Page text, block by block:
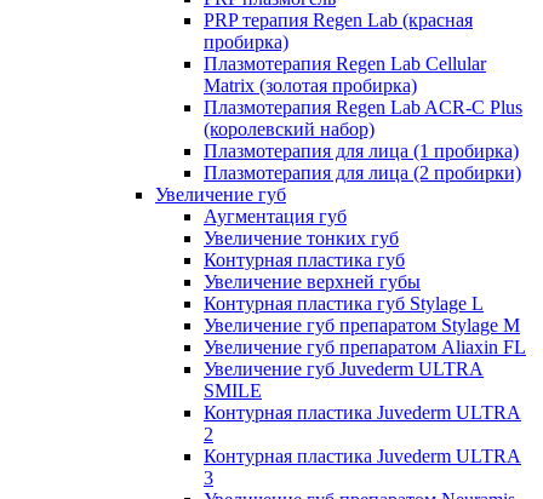
PRP терапия Regen Lab (красная
пробирка)
Плазмотерапия Regen Lab Cellular
Matrix (золотая пробирка)
Плазмотерапия Regen Lab ACR-C Plus
(королевский набор)
Плазмотерапия для лица (1 пробирка)
Плазмотерапия для лица (2 пробирки)
Увеличение губ
Аугментация губ
Увеличение тонких губ
Контурная пластика губ
Увеличение верхней губы
Контурная пластика губ Stylage L
Увеличение губ препаратом Stylage M
Увеличение губ препаратом Aliaxin FL
Увеличение губ Juvederm ULTRA
SMILE
Контурная пластика Juvederm ULTRA
2
Контурная пластика Juvederm ULTRA
3